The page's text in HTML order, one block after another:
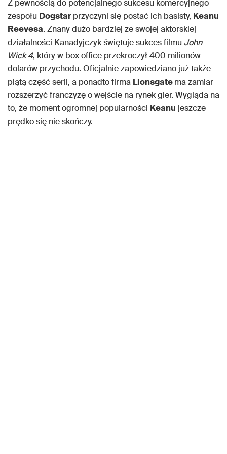
Z pewnością do potencjalnego sukcesu komercyjnego
zespołu Dogstarprzyczyni się postać ich basisty, Keanu
Reevesa. Znany dużo bardziej ze swojej aktorskiej
działalności Kanadyjczyk świętuje sukces filmu John
Wick 4, który w box office przekroczył 400 milionów
dolarów przychodu. Oficjalnie zapowiedziano już także
piątą część serii, a ponadto firma Lionsgatema zamiar
rozszerzyć franczyzę o wejście na rynek gier. Wygląda na
to, że moment ogromnej popularności Keanu jeszcze
prędko się nie skończy.